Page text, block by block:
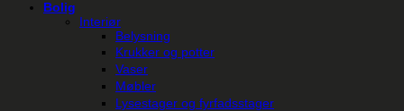
Bolig
Interiør
Belysning
Krukker og potter
Vaser
Møbler
Lysestager og fyrfadsstager